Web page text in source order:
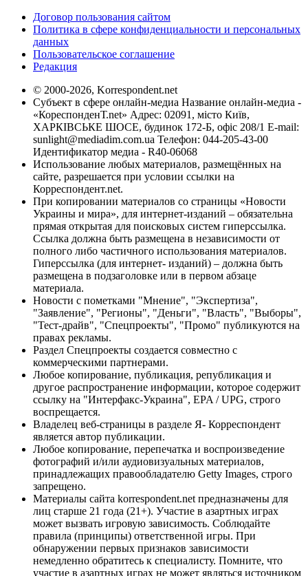
Договор пользования сайтом
Политика в сфере конфиденциальности и персональных
данных
Пользовательское соглашение
Редакция
© 2000-2026, Korrespondent.net
Субъект в сфере онлайн-медиа Название онлайн-медиа -
«КореспонденТ.net» Адрес: 02091, місто Київ,
ХАРКІВСЬКЕ ШОСЕ, будинок 172-Б, офіс 208/1 E-mail:
sunlight@mediadim.com.ua Телефон: 044-205-43-00
Идентификатор медиа - R40-06068
Использование любых материалов, размещённых на
сайте, разрешается при условии ссылки на
Корреспондент.net.
При копировании материалов со страницы «Новости
Украины и мира», для интернет-изданий – обязательна
прямая открытая для поисковых систем гиперссылка.
Ссылка должна быть размещена в независимости от
полного либо частичного использования материалов.
Гиперссылка (для интернет- изданий) – должна быть
размещена в подзаголовке или в первом абзаце
материала.
Новости с пометками "Мнение", "Экспертиза",
"Заявление", "Регионы", "Деньги", "Власть", "Выборы",
"Тест-драйв", "Спецпроекты", "Промо" публикуются на
правах рекламы.
Раздел Спецпроекты создается совместно с
коммерческими партнерами.
Любое копирование, публикация, републикация и
другое распространение информации, которое содержит
ссылку на "Интерфакс-Украина", EPA / UPG, строго
воспрещается.
Владелец веб-страницы в разделе Я- Корреспондент
является автор публикации.
Любое копирование, перепечатка и воспроизведение
фотографий и/или аудиовизуальных материалов,
принадлежащих правообладателю Getty Images, строго
запрещено.
Материалы сайта korrespondent.net предназначены для
лиц старше 21 года (21+). Участие в азартных играх
может вызвать игровую зависимость. Соблюдайте
правила (принципы) ответственной игры. При
обнаружении первых признаков зависимости
немедленно обратитесь к специалисту. Помните, что
участие в азартных играх не может являться источником